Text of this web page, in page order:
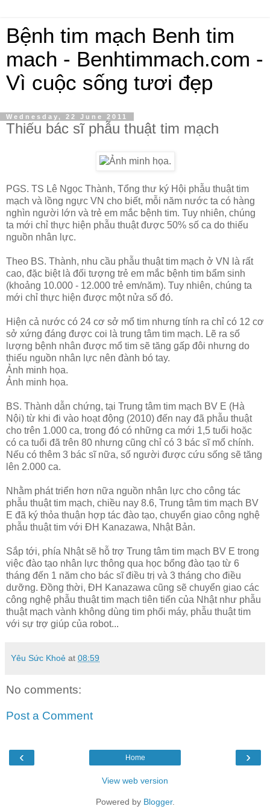
Bệnh tim mạch Benh tim
mach - Benhtimmach.com -
Vì cuộc sống tươi đẹp
Wednesday, 22 June 2011
Thiếu bác sĩ phẫu thuật tim mạch
PGS. TS Lê Ngọc Thành, Tổng thư ký Hội phẫu thuật tim
mạch và lồng ngực VN cho biết, mỗi năm nước ta có hàng
nghìn người lớn và trẻ em mắc bệnh tim. Tuy nhiên, chúng
ta mới chỉ thực hiện phẫu thuật được 50% số ca do thiếu
nguồn nhân lực.
Theo BS. Thành, nhu cầu phẫu thuật tim mạch ở VN là rất
cao, đặc biệt là đối tượng trẻ em mắc bệnh tim bẩm sinh
(khoảng 10.000 - 12.000 trẻ em/năm). Tuy nhiên, chúng ta
mới chỉ thực hiện được một nửa số đó.
Hiện cả nước có 24 cơ sở mổ tim nhưng tính ra chỉ có 12 cơ
sở xứng đáng được coi là trung tâm tim mạch. Lẽ ra số
lượng bệnh nhân được mổ tim sẽ tăng gấp đôi nhưng do
thiếu nguồn nhân lực nên đành bó tay.
Ảnh minh họa.
Ảnh minh họa.
BS. Thành dẫn chứng, tại Trung tâm tim mạch BV E (Hà
Nội) từ khi đi vào hoạt động (2010) đến nay đã phẫu thuật
cho trên 1.000 ca, trong đó có những ca mới 1,5 tuổi hoặc
có ca tuổi đã trên 80 nhưng cũng chỉ có 3 bác sĩ mổ chính.
Nếu có thêm 3 bác sĩ nữa, số người được cứu sống sẽ tăng
lên 2.000 ca.
Nhằm phát triển hơn nữa nguồn nhân lực cho công tác
phẫu thuật tim mạch, chiều nay 8.6, Trung tâm tim mạch BV
E đã ký thỏa thuận hợp tác đào tạo, chuyển giao công nghệ
phẫu thuật tim với ĐH Kanazawa, Nhật Bản.
Sắp tới, phía Nhật sẽ hỗ trợ Trung tâm tim mạch BV E trong
việc đào tạo nhân lực thông qua học bổng đào tạo từ 6
tháng đến 1 năm cho bác sĩ điều trị và 3 tháng cho điều
dưỡng. Đồng thời, ĐH Kanazawa cũng sẽ chuyển giao các
công nghệ phẫu thuật tim mạch tiên tiến của Nhật như phẫu
thuật mạch vành không dùng tim phổi máy, phẫu thuật tim
với sự trợ giúp của robot...
Yêu Sức Khoẻ at 08:59
No comments:
Post a Comment
‹ ›
Home
View web version
Powered by Blogger.